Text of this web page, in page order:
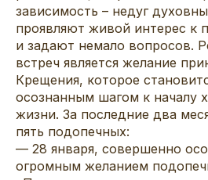
зависимость – недуг
проявляют живой интерес к
и задают немало вопросов.
встреч является желание
Крещения, которое
осознанным шагом к началу
жизни. За последние два
пять подопечных:
— 28 января, совершенно
огромным желанием